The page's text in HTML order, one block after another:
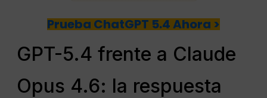
Prueba ChatGPT 5.4 Ahora >
GPT-5.4 frente a Claude
Opus 4.6: la respuesta